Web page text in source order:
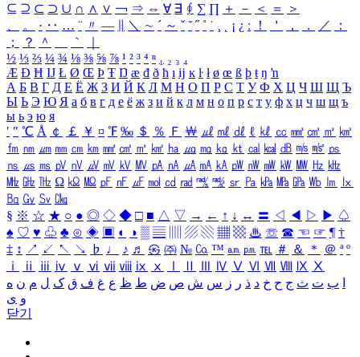
⊆ ⊇ ⊂ ⊃ ∪ ∩ ∧ ∨ ￢ ⇒ ⇔ ∀ ∃ ∮ ∑ ∏ ＋ － ＜ ＝
＞
、
。 · ‥ … ¨ 〃 ― ＼ ∼ ´ ～ ˇ ˘ ˝ ˚ ˙ ¸ ¡ ¿ ː ！ ＇ ， ． ／
：
；
？ ＾ ｀
½ ⅓ ⅔ ¼ ¾ ⅛ ⅜ ⅝ ⅞ ¹ ² ³ ⁴ ⁿ ₁ ₂ ₃ ₄
Æ Ð Ħ Ĳ Ł Ø Œ Þ Ŧ Ŋ æ đ ð ħ ı ĳ ĸ ŀ ł ø œ ß þ ŧ ŋ ŉ
А Б В Г Д Е Ё Ж З И Й К Л М Н О П Р С Т У Ф Х Ц Ч Ш Щ Ъ
Ы Ь Э Ю Я а б в г д е ё ж з и й к л м н о п р с т у ф х ц ч ш щ ъ
ы ь э ю я
′ ″ ℃ Å ￠ ￡ ￥ ¤ ℉ ‰ ＄ ％ Ｆ ￦ ㎕ ㎖ ㎗ ℓ ㎘ ㏄ ㎣ ㎤ ㎥ ㎦
㎙ ㎚ ㎛ ㎜ ㎝ ㎞ ㎟ ㎠ ㎡ ㎢ ㏊ ㎍ ㎎ ㎏ ㏏ ㎈ ㎉ ㏈ ㎧ ㎨ ㎰
㎱ ㎲ ㎳ ㎴ ㎵ ㎶ ㎷ ㎸ ㎹ ㎀ ㎁ ㎂ ㎃ ㎄ ㎺ ㎻ ㎽ ㎾ ㎿ ㎐ ㎑
㎒ ㎓ ㎔ Ω ㏀ ㏁ ㎊ ㎋ ㎌ ㏖ ㏅ ㎭ ㎮ ㎯ ㏛ ㎩ ㎪ ㎫ ㎬ ㏝ ㏐
㏓
㏃ ㏉ ㏜ ㏆
§ ※ ☆ ★ ○ ● ◎ ◇ ◆ □ ■ △ ▽ → ← ↑ ↓ ↔ 〓 ◁ ◀ ▷ ▶ ♤
♠ ♡ ♥ ♧ ♣ ⊙ ◈ ▣ ◐ ◑ ▒ ▤ ▨ ▧ ▦ ▩ ♨ ☏ ☎ ☜ ☞ ¶ †
‡ ↕ ↗ ↙ ↖ ↘ ♭ ♩ ♪ ♬ ㉿ ㈜ № ㏇ ™ ㏂ ㏘ ℡ ＃ ＆ ＊ ＠ ª º
ⅰ
ⅱ ⅲ ⅳ ⅴ ⅵ ⅶ ⅷ ⅸ ⅹ Ⅳ Ⅴ Ⅵ Ⅶ Ⅷ Ⅸ Ⅹ
ب ت ث ج ح خ د ذ ر ز س ش ص ض ط ظ ع غ ف ق ک ل م ن ه
و ی
닫기